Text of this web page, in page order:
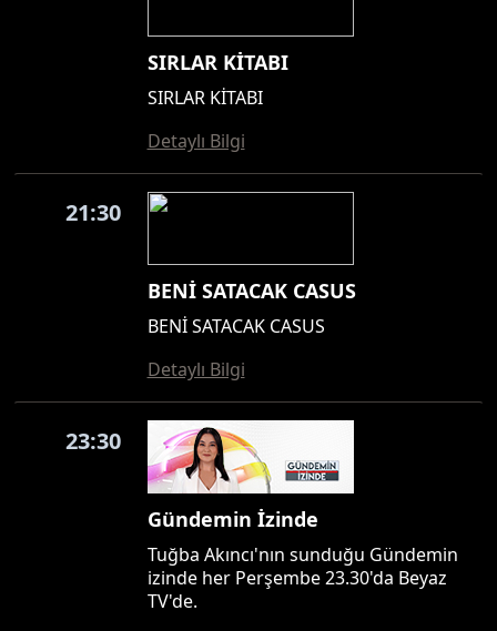
SIRLAR KİTABI
SIRLAR KİTABI
Detaylı Bilgi
21:30
BENİ SATACAK CASUS
BENİ SATACAK CASUS
Detaylı Bilgi
23:30
Gündemin İzinde
Tuğba Akıncı'nın sunduğu Gündemin
izinde her Perşembe 23.30'da Beyaz
TV'de.